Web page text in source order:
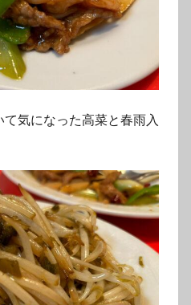
気になった高菜と春雨入